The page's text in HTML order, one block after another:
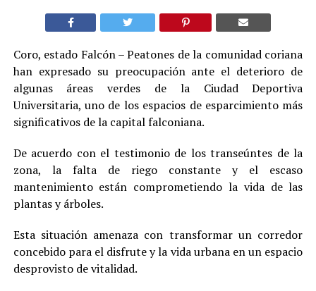
Coro, estado Falcón – Peatones de la comunidad coriana
han expresado su preocupación ante el deterioro de
algunas áreas verdes de la Ciudad Deportiva
Universitaria, uno de los espacios de esparcimiento más
significativos de la capital falconiana.
De acuerdo con el testimonio de los transeúntes de la
zona, la falta de riego constante y el escaso
mantenimiento están comprometiendo la vida de las
plantas y árboles.
Esta situación amenaza con transformar un corredor
concebido para el disfrute y la vida urbana en un espacio
desprovisto de vitalidad.